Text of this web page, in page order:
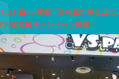
7/24(金)～映画『あの星が降る丘で
PARK応援キャンペーン開催！